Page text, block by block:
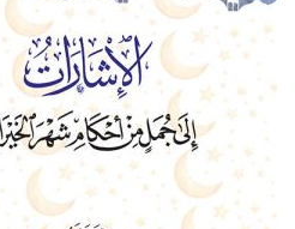
المنتج